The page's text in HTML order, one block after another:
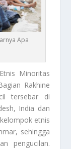
Apa
Minoritas
Rakhine
tersebar di
India dan
etnis
sehingga
pengucilan.